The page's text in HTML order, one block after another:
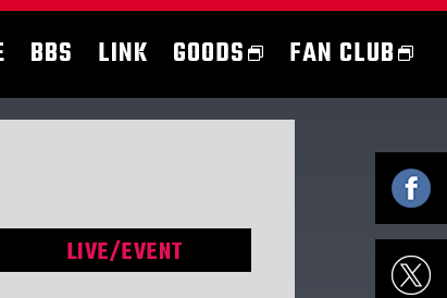
BBS LINK GOODS FAN CLUB
LIVE/EVENT